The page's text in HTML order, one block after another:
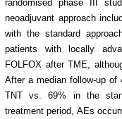
randomised phase III
neoadjuvant approach
with the standard
patients with locally
FOLFOX after TME,
After a median follow-up
TNT vs. 69% in the
treatment period, AEs